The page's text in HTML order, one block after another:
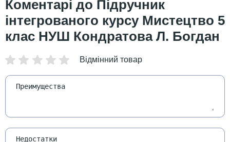
Підручник
інтегрованого курсу Мистецтво 5
клас НУШ Кондратова Л. Богдан